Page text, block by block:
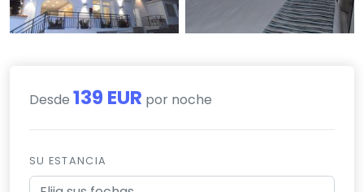
Desde 139 EUR por noche
SU ESTANCIA